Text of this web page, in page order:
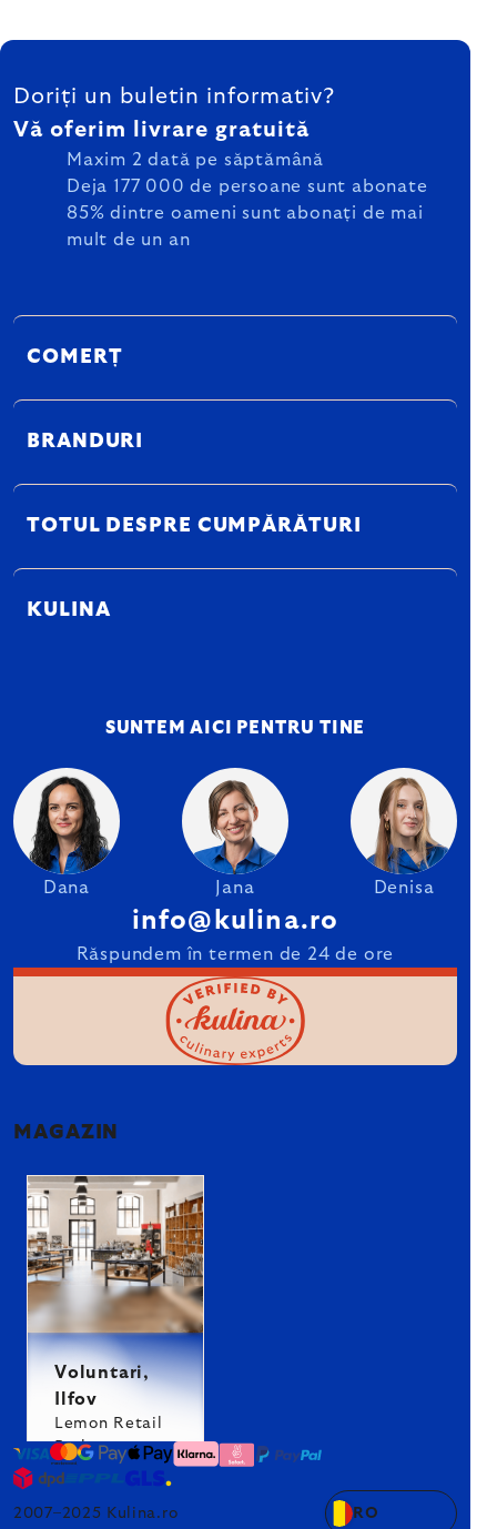
SUBSOL
Doriți un buletin informativ?
Vă oferim livrare gratuită
Maxim 2 dată pe săptămână
Deja 177 000 de persoane sunt abonate
85% dintre oameni sunt abonați de mai
mult de un an
COMERȚ
BRANDURI
TOTUL DESPRE CUMPĂRĂTURI
KULINA
SUNTEM AICI PENTRU TINE
Dana Jana Denisa
info@kulina.ro
Răspundem în termen de 24 de ore
MAGAZIN
Voluntari,
Ilfov
Lemon Retail
Park
2007–2025 Kulina.ro RO